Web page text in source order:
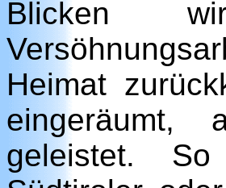
Blicken
Heimat
eingeräumt,
geleistet. So